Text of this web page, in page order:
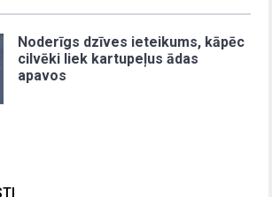
Noderīgs dzīves ieteikums, kāpēc
cilvēki liek kartupeļus ādas
apavos